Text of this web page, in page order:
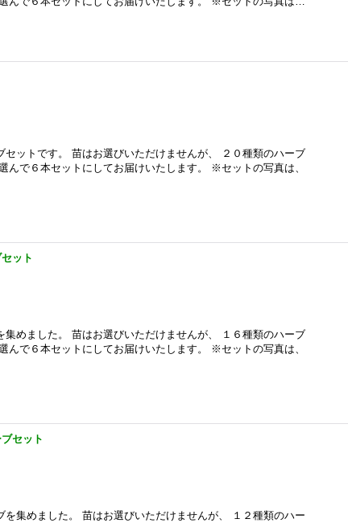
セットです。 苗はお選びいただけませんが、 ２０種類のハーブ
んで６本セットにしてお届けいたします。 ※セットの写真は、
ット
集めました。 苗はお選びいただけませんが、 １６種類のハーブ
んで６本セットにしてお届けいたします。 ※セットの写真は、
セット
を集めました。 苗はお選びいただけませんが、 １２種類のハー